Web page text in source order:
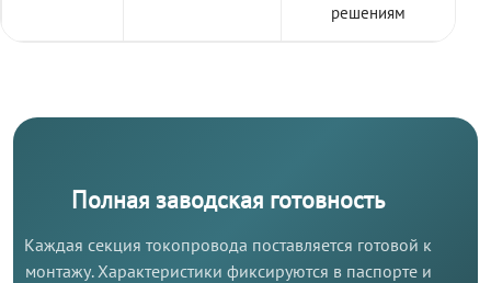
решениям
Полная заводская готовность
Каждая секция токопровода поставляется готовой к
монтажу. Характеристики фиксируются в паспорте и